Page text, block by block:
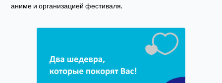
2020.03.06Информация обоффлайн-встрече
иностранных языков Московского городского
2020.02.27 Расписание фестиваля появится на
сайте сразу же после окончательного утверждения.
аниме и организацией фестиваля.